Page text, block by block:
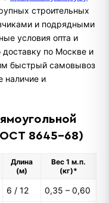
строительных
и подрядными
условия опта и
по Москве и
быстрый самовывоз
наличие и
8645-68)
Длина
(м)
Вес 1 м.п.
(кг)*
6 / 12 0,35 – 0,60